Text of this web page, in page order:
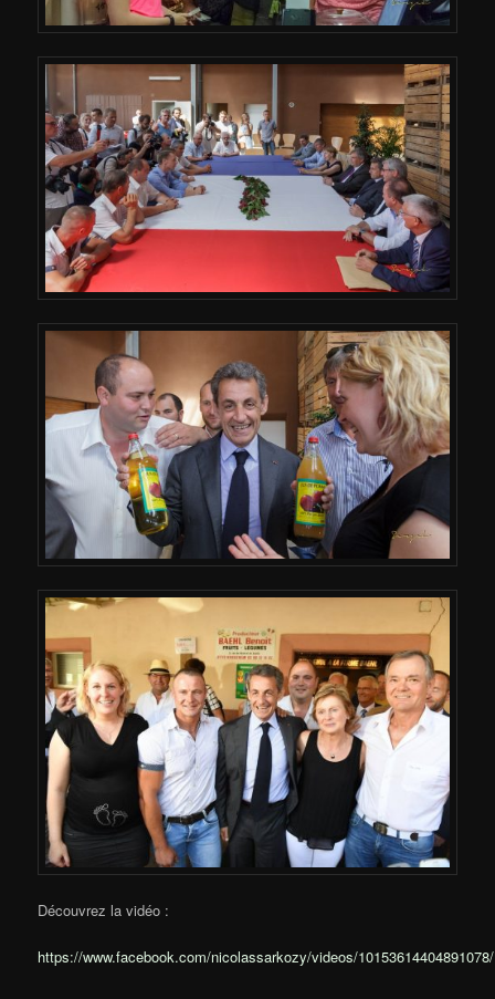
Découvrez la vidéo :
https://www.facebook.com/nicolassarkozy/videos/10153614404891078/